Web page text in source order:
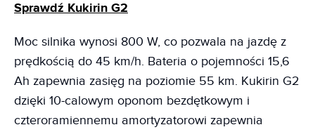
Sprawdź Kukirin G2
Moc silnika wynosi 800 W, co pozwala na jazdę z
prędkością do 45 km/h. Bateria o pojemności 15,6
Ah zapewnia zasięg na poziomie 55 km. Kukirin G2
dzięki 10-calowym oponom bezdętkowym i
czteroramiennemu amortyzatorowi zapewnia